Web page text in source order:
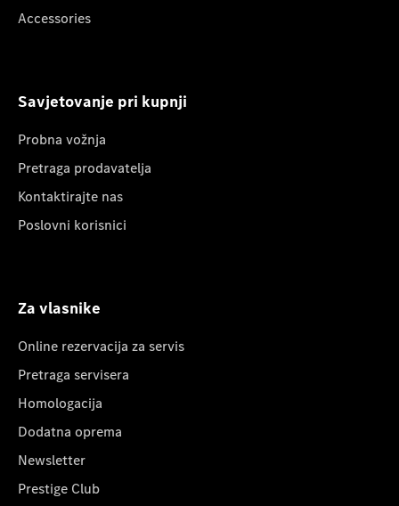
Accessories
Savjetovanje pri kupnji
Probna vožnja
Pretraga prodavatelja
Kontaktirajte nas
Poslovni korisnici
Za vlasnike
Online rezervacija za servis
Pretraga servisera
Homologacija
Dodatna oprema
Newsletter
Prestige Club